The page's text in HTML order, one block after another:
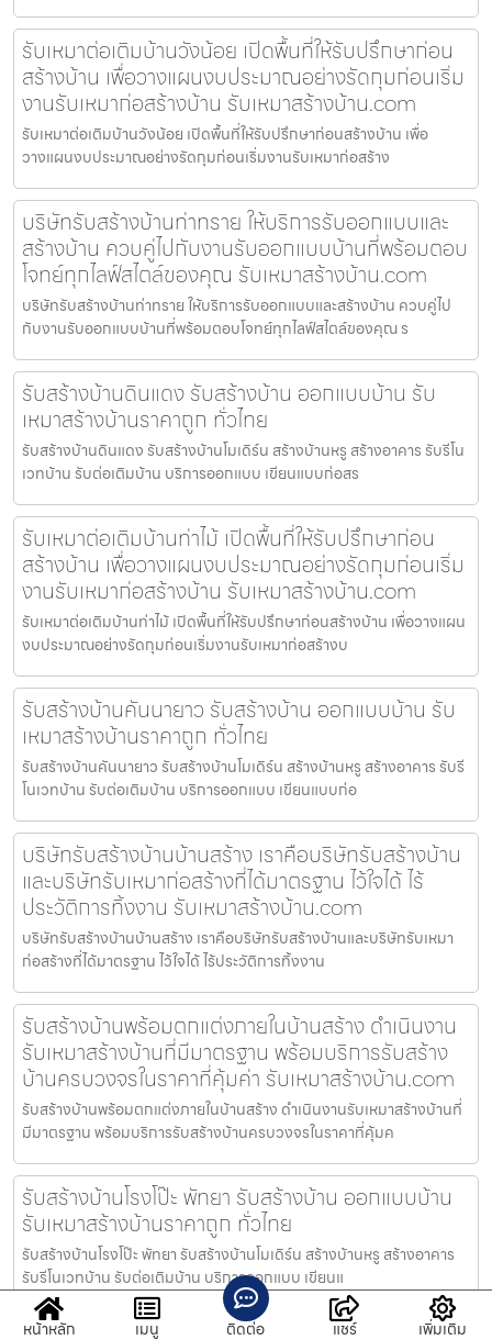
รับเหมาต่อเติมบ้านวังน้อย เปิดพื้นที่ให้รับปรึกษาก่อน
สร้างบ้าน เพื่อวางแผนงบประมาณอย่างรัดกุมก่อนเริ่ม
งานรับเหมาก่อสร้างบ้าน รับเหมาสร้างบ้าน.com
รับเหมาต่อเติมบ้านวังน้อย เปิดพื้นที่ให้รับปรึกษาก่อนสร้างบ้าน เพื่อ
วางแผนงบประมาณอย่างรัดกุมก่อนเริ่มงานรับเหมาก่อสร้าง
บริษัทรับสร้างบ้านท่าทราย ให้บริการรับออกแบบและ
สร้างบ้าน ควบคู่ไปกับงานรับออกแบบบ้านที่พร้อมตอบ
โจทย์ทุกไลฟ์สไตล์ของคุณ รับเหมาสร้างบ้าน.com
บริษัทรับสร้างบ้านท่าทราย ให้บริการรับออกแบบและสร้างบ้าน ควบคู่ไป
กับงานรับออกแบบบ้านที่พร้อมตอบโจทย์ทุกไลฟ์สไตล์ของคุณ ร
รับสร้างบ้านดินแดง รับสร้างบ้าน ออกแบบบ้าน รับ
เหมาสร้างบ้านราคาถูก ทั่วไทย
รับสร้างบ้านดินแดง รับสร้างบ้านโมเดิร์น สร้างบ้านหรู สร้างอาคาร รับรีโน
เวทบ้าน รับต่อเติมบ้าน บริการออกแบบ เขียนแบบก่อสร
รับเหมาต่อเติมบ้านท่าไม้ เปิดพื้นที่ให้รับปรึกษาก่อน
สร้างบ้าน เพื่อวางแผนงบประมาณอย่างรัดกุมก่อนเริ่ม
งานรับเหมาก่อสร้างบ้าน รับเหมาสร้างบ้าน.com
รับเหมาต่อเติมบ้านท่าไม้ เปิดพื้นที่ให้รับปรึกษาก่อนสร้างบ้าน เพื่อวางแผน
งบประมาณอย่างรัดกุมก่อนเริ่มงานรับเหมาก่อสร้างบ
รับสร้างบ้านคันนายาว รับสร้างบ้าน ออกแบบบ้าน รับ
เหมาสร้างบ้านราคาถูก ทั่วไทย
รับสร้างบ้านคันนายาว รับสร้างบ้านโมเดิร์น สร้างบ้านหรู สร้างอาคาร รับรี
โนเวทบ้าน รับต่อเติมบ้าน บริการออกแบบ เขียนแบบก่อ
บริษัทรับสร้างบ้านบ้านสร้าง เราคือบริษัทรับสร้างบ้าน
และบริษัทรับเหมาก่อสร้างที่ได้มาตรฐาน ไว้ใจได้ ไร้
ประวัติการทิ้งงาน รับเหมาสร้างบ้าน.com
บริษัทรับสร้างบ้านบ้านสร้าง เราคือบริษัทรับสร้างบ้านและบริษัทรับเหมา
ก่อสร้างที่ได้มาตรฐาน ไว้ใจได้ ไร้ประวัติการทิ้งงาน
รับสร้างบ้านพร้อมตกแต่งภายในบ้านสร้าง ดำเนินงาน
รับเหมาสร้างบ้านที่มีมาตรฐาน พร้อมบริการรับสร้าง
บ้านครบวงจรในราคาที่คุ้มค่า รับเหมาสร้างบ้าน.com
รับสร้างบ้านพร้อมตกแต่งภายในบ้านสร้าง ดำเนินงานรับเหมาสร้างบ้านที่
มีมาตรฐาน พร้อมบริการรับสร้างบ้านครบวงจรในราคาที่คุ้มค
รับสร้างบ้านโรงโป๊ะ พัทยา รับสร้างบ้าน ออกแบบบ้าน
รับเหมาสร้างบ้านราคาถูก ทั่วไทย
รับสร้างบ้านโรงโป๊ะ พัทยา รับสร้างบ้านโมเดิร์น สร้างบ้านหรู สร้างอาคาร
รับรีโนเวทบ้าน รับต่อเติมบ้าน บริการออกแบบ เขียนแ
หน้าหลัก เมนู ติดต่อ แชร์ เพิ่มเติม